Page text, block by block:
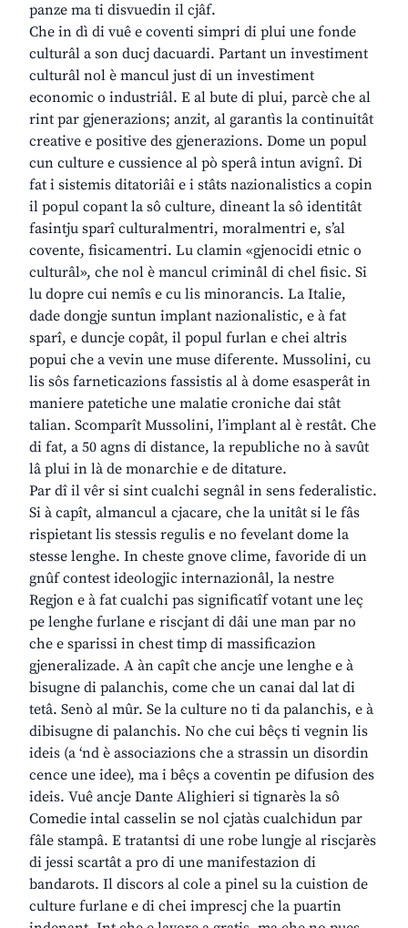
panze ma ti disvuedin il cjâf.
Che in dì di vuê e coventi simpri di plui une fonde
culturâl a son ducj dacuardi. Partant un investiment
culturâl nol è mancul just di un investiment
economic o industriâl. E al bute di plui, parcè che al
rint par gjenerazions; anzit, al garantìs la continuitât
creative e positive des gjenerazions. Dome un popul
cun culture e cussience al pò sperâ intun avignî. Di
fat i sistemis ditatoriâi e i stâts nazionalistics a copin
il popul copant la sô culture, dineant la sô identitât
fasintju sparî culturalmentri, moralmentri e, s’al
covente, fisicamentri. Lu clamin «gjenocidi etnic o
culturâl», che nol è mancul criminâl di chel fisic. Si
lu dopre cui nemîs e cu lis minorancis. La Italie,
dade dongje suntun implant nazionalistic, e à fat
sparî, e duncje copât, il popul furlan e chei altris
popui che a vevin une muse diferente. Mussolini, cu
lis sôs farneticazions fassistis al à dome esasperât in
maniere patetiche une malatie croniche dai stât
talian. Scomparît Mussolini, l’implant al è restât. Che
di fat, a 50 agns di distance, la republiche no à savût
lâ plui in là de monarchie e de ditature.
Par dî il vêr si sint cualchi segnâl in sens federalistic.
Si à capît, almancul a cjacare, che la unitât si le fâs
rispietant lis stessis regulis e no fevelant dome la
stesse lenghe. In cheste gnove clime, favoride di un
gnûf contest ideologjic internazionâl, la nestre
Regjon e à fat cualchi pas significatîf votant une leç
pe lenghe furlane e riscjant di dâi une man par no
che e sparissi in chest timp di massificazion
gjeneralizade. A àn capît che ancje une lenghe e à
bisugne di palanchis, come che un canai dal lat di
tetâ. Senò al mûr. Se la culture no ti da palanchis, e à
dibisugne di palanchis. No che cui bêçs ti vegnin lis
ideis (a ‘nd è associazions che a strassin un disordin
cence une idee), ma i bêçs a coventin pe difusion des
ideis. Vuê ancje Dante Alighieri si tignarès la sô
Comedie intal casselin se nol cjatàs cualchidun par
fâle stampâ. E tratantsi di une robe lungje al riscjarès
di jessi scartât a pro di une manifestazion di
bandarots. Il discors al cole a pinel su la cuistion de
culture furlane e di chei imprescj che la puartin